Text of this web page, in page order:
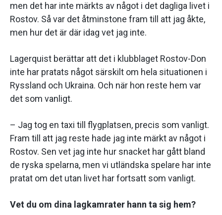
men det har inte märkts av något i det dagliga livet i
Rostov. Så var det åtminstone fram till att jag åkte,
men hur det är där idag vet jag inte.
Lagerquist berättar att det i klubblaget Rostov-Don
inte har pratats något särskilt om hela situationen i
Ryssland och Ukraina. Och när hon reste hem var
det som vanligt.
– Jag tog en taxi till flygplatsen, precis som vanligt.
Fram till att jag reste hade jag inte märkt av något i
Rostov. Sen vet jag inte hur snacket har gått bland
de ryska spelarna, men vi utländska spelare har inte
pratat om det utan livet har fortsatt som vanligt.
Vet du om dina lagkamrater hann ta sig hem?